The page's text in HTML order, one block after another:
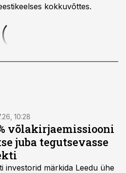
kokkuvõttes.
10:28
võlakirjaemissiooni
juba tegutsevasse
investorid märkida Leedu ühe